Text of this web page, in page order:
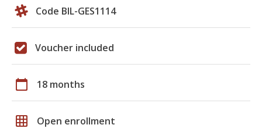
Code BIL-GES1114
Voucher included
calendar_today 18 months
grid_on Open enrollment